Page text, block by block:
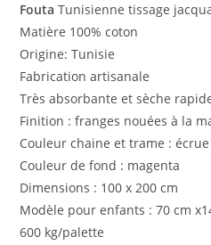
Fouta Tunisienne tissage
Matière 100% coton
Origine: Tunisie
Fabrication artisanale
Très absorbante et sèche
Finition : franges nouées à la
Couleur chaine et trame : écrue
Couleur de fond : magenta
Dimensions : 100 x 200 cm
Modèle pour enfants : 70 cm
600 kg/palette